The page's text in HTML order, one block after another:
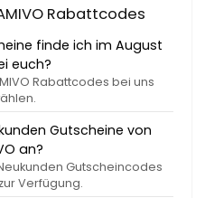
Rabattcodes
finde ich im August
euch?
Rabattcodes bei uns
Gutscheine von
an?
Gutscheincodes
Verfügung.